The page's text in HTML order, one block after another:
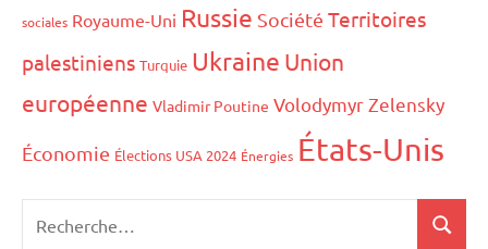
sociales Royaume-Uni Russie Société Territoires
palestiniens Turquie Ukraine Union
européenne Vladimir Poutine Volodymyr Zelensky
Économie Élections USA 2024 Énergies États-Unis